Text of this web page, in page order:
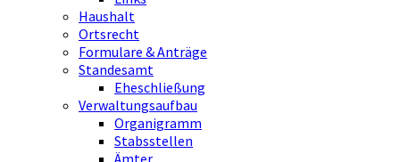
Haushalt
Ortsrecht
Formulare & Anträge
Standesamt
Eheschließung
Verwaltungsaufbau
Organigramm
Stabsstellen
Ämter